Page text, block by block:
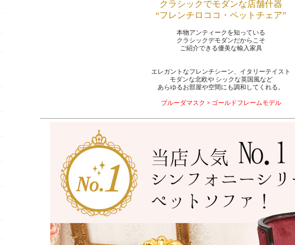
クラシックでモダンな店舗什器
“フレンチロココ・ペットチェア”
本物アンティークを知っている
クラシックデモダンだからこそ
ご紹介できる優美な輸入家具
エレガントなフレンチシーン、イタリーテイスト
モダンな北欧や シックな英国風など
あらゆるお部屋や空間にも調和してくれる。
ブルーダマスク × ゴールドフレームモデル